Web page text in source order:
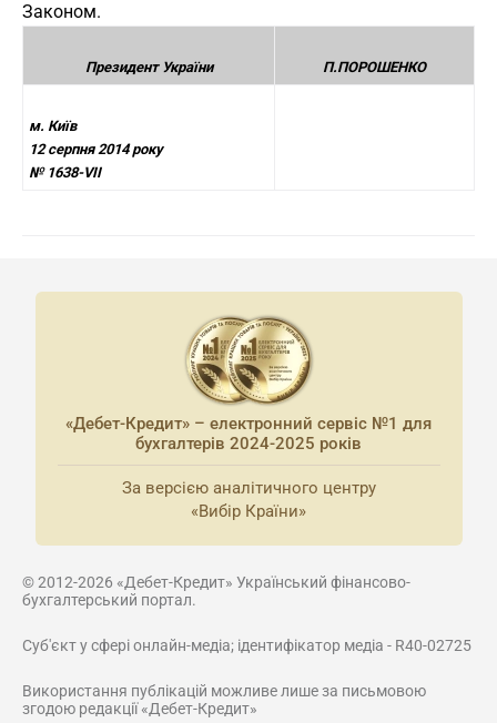
Законом.
Президент України П.ПОРОШЕНКО
м. Київ
12 серпня 2014 року
№ 1638-VII
«Дебет-Кредит» – електронний сервіс №1 для
бухгалтерів 2024-2025 років
За версією аналітичного центру
«Вибір Країни»
© 2012-2026 «Дебет-Кредит» Український фінансово-
бухгалтерський портал.
Суб'єкт у сфері онлайн-медіа; ідентифікатор медіа - R40-02725
Використання публікацій можливе лише за письмовою
згодою редакції «Дебет-Кредит»